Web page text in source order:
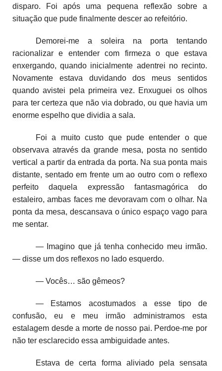
disparo. Foi após uma pequena reflexão sobre a
situação que pude finalmente descer ao refeitório.
Demorei-me a soleira na porta tentando
racionalizar e entender com firmeza o que estava
enxergando, quando inicialmente adentrei no recinto.
Novamente estava duvidando dos meus sentidos
quando avistei pela primeira vez. Enxuguei os olhos
para ter certeza que não via dobrado, ou que havia um
enorme espelho que dividia a sala.
Foi a muito custo que pude entender o que
observava através da grande mesa, posta no sentido
vertical a partir da entrada da porta. Na sua ponta mais
distante, sentado em frente um ao outro com o reflexo
perfeito daquela expressão fantasmagórica do
estaleiro, ambas faces me devoravam com o olhar. Na
ponta da mesa, descansava o único espaço vago para
me sentar.
— Imagino que já tenha conhecido meu irmão.
— disse um dos reflexos no lado esquerdo.
— Vocês… são gêmeos?
— Estamos acostumados a esse tipo de
confusão, eu e meu irmão administramos esta
estalagem desde a morte de nosso pai. Perdoe-me por
não ter esclarecido essa ambiguidade antes.
Estava de certa forma aliviado pela sensata